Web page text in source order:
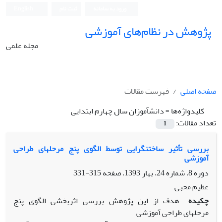
پژوهش در نظام‌های آموزشی
مجله علمی
صفحه اصلی
فهرست مقالات
کلیدواژه‌ها =دانشآموزان سال چهارم ابتدایی
تعداد مقالات:
1
بررسی تأثیر ساختنگرایی توسط الگوی پنج مرحلهای طراحی
آموزشی
دوره 8، شماره 24، بهار 1393، صفحه
315-331
عظیم محبی
چکیده
هدف از این پژوهش بررسی اثربخشی الگوی پنج
مرحلهای طراحی آموزشی